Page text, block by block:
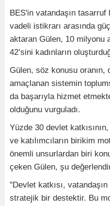
BES'in vatandaşın
vadeli istikrarı arasında
aktaran Gülen, 10 milyonu
42’sini kadınların
Gülen, söz konusu oranın,
amaçlanan sistemin
da başarıyla hizmet
olduğunu vurguladı.
Yüzde 30 devlet
ve katılımcıların birikim
önemli unsurlardan biri
çeken Gülen, şu
"Devlet katkısı,
stratejik bir destektir. Bu